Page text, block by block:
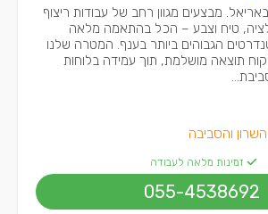
באריאל. מבצעים מגוון רחב של עבודות ריצוף
טיח וצבע – הכל בהתאמה מלאה
הגבוהים ביותר בענף. המטרה שלנו
תוצאה מושלמת, תוך עמידה בלוחות
השרון והסביבה
זמינות מלאה לעבודה
055-4538692